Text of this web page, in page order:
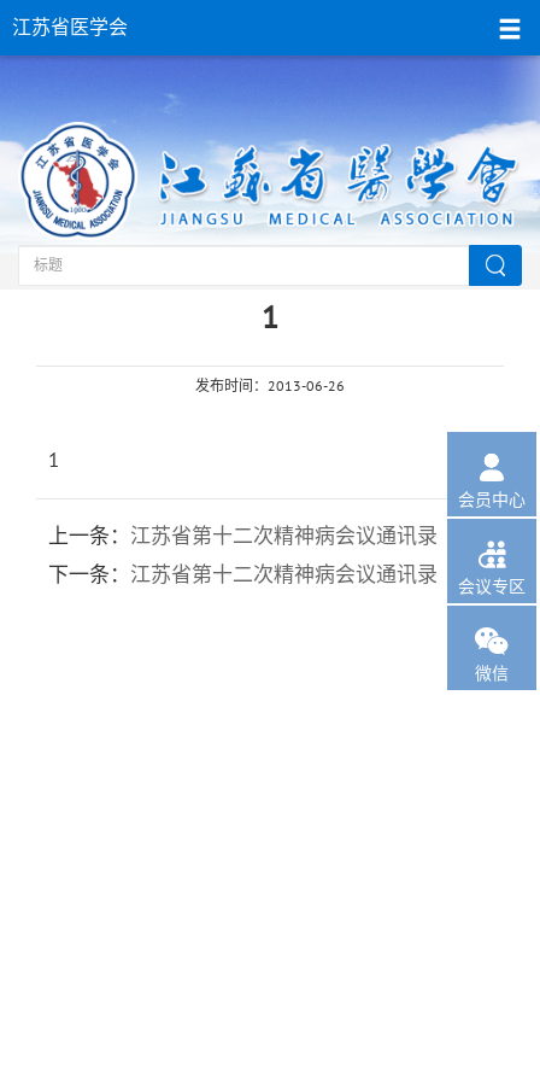
江苏省医学会
当前位置：
1
发布时间：2013-06-26
1
上一条： 江苏省第十二次精神病会议通讯录
下一条： 江苏省第十二次精神病会议通讯录

会员中心

会议专区

微信